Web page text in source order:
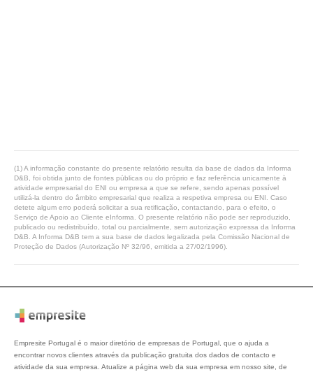
(1) A informação constante do presente relatório resulta da base de dados da Informa
D&B, foi obtida junto de fontes públicas ou do próprio e faz referência unicamente à
atividade empresarial do ENI ou empresa a que se refere, sendo apenas possível
utilizá-la dentro do âmbito empresarial que realiza a respetiva empresa ou ENI. Caso
detete algum erro poderá solicitar a sua retificação, contactando, para o efeito, o
Serviço de Apoio ao Cliente eInforma. O presente relatório não pode ser reproduzido,
publicado ou redistribuído, total ou parcialmente, sem autorização expressa da Informa
D&B. A Informa D&B tem a sua base de dados legalizada pela Comissão Nacional de
Proteção de Dados (Autorização Nº 32/96, emitida a 27/02/1996).
Empresite Portugal é o maior diretório de empresas de Portugal, que o ajuda a
encontrar novos clientes através da publicação gratuita dos dados de contacto e
atividade da sua empresa. Atualize a página web da sua empresa em nosso site, de